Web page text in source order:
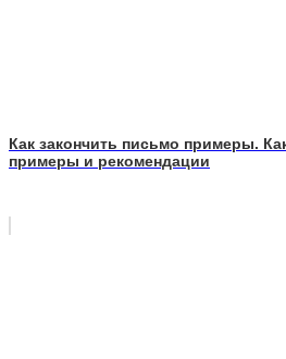
Как закончить письмо примеры.
примеры и рекомендации